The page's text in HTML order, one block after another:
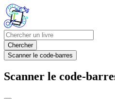
Chercher
Scanner le code-barres
Scanner le code-